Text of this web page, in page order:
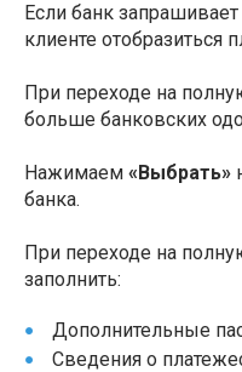
Если банк
клиенте отобразиться
При переходе на
больше банковских
Нажимаем «Выбрать»
банка.
При переходе на
заполнить:
Дополнительные
Сведения о